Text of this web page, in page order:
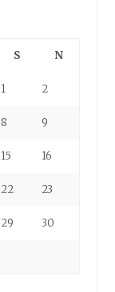
S N
1 2
8 9
15 16
22 23
29 30